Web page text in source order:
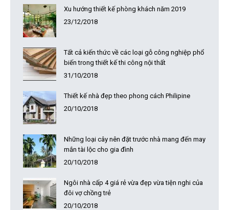
Xu hướng thiết kế phòng khách năm 2019
23/12/2018
Tất cả kiến thức về các loại gỗ công nghiệp phổ
biến trong thiết kế thi công nội thất
31/10/2018
Thiết kế nhà đẹp theo phong cách Philipine
20/10/2018
Những loại cây nên đặt trước nhà mang đến may
mắn tài lộc cho gia đình
20/10/2018
Ngôi nhà cấp 4 giá rẻ vừa đẹp vừa tiện nghi của
đôi vợ chồng trẻ
20/10/2018